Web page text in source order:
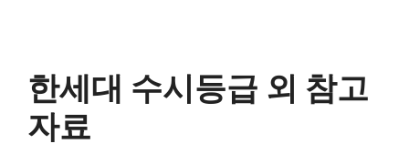
한세대 수시등급 외 참고
자료